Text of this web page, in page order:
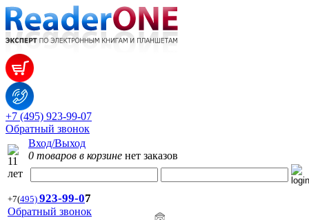
+7 (495) 923-99-07
Обратный звонок
Вход/Выход
0 товаров в корзине нет заказов
+7(495) 923-99-07
Обратный звонок